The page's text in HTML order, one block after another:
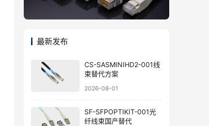
最新发布
CS-SASMINIHD2-001线
束替代方案
2026-08-01
SF-SFPOPTIKIT-001光
纤线束国产替代